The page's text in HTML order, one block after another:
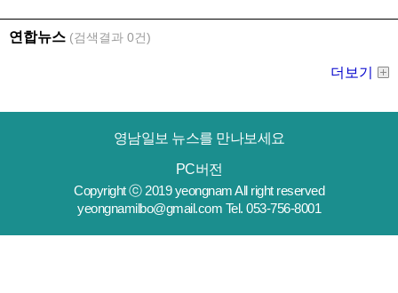
영남일보 뉴스를 만나보세요
PC버전
Copyright ⓒ 2019 yeongnam All right reserved
yeongnamilbo@gmail.com Tel. 053-756-8001